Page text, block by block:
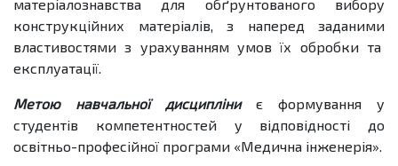
матеріалознавства для обґрунтованого вибору
конструкційних матеріалів, з наперед заданими
властивостями з урахуванням умов їх обробки та
експлуатації.
Метою навчальної дисципліниє формування у
студентів компетентностей у відповідності до
освітньо-професійної програми «Медична інженерія».